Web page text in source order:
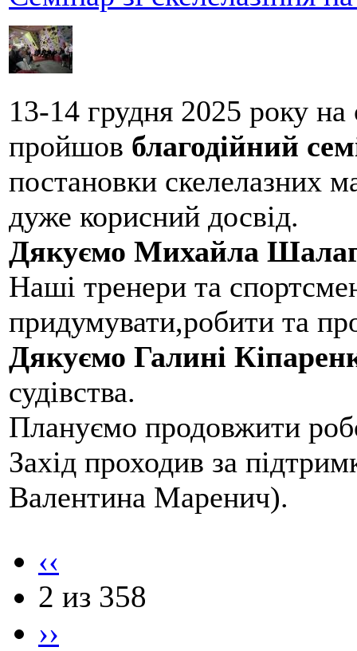
13-14 грудня 2025 року
пройшов благодійний
постановки скелелазних
дуже корисний досвід.
Дякуємо Михайла
Наші тренери та
придумувати,робити та
Дякуємо Галині
судівства.
Плануємо продовжити
Захід проходив за
Валентина Маренич).
‹‹
2 из 358
››